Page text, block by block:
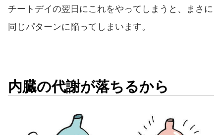
チートデイの翌日にこれをやってしまうと、まさに
同じパターンに陥ってしまいます。
内臓の代謝が落ちるから